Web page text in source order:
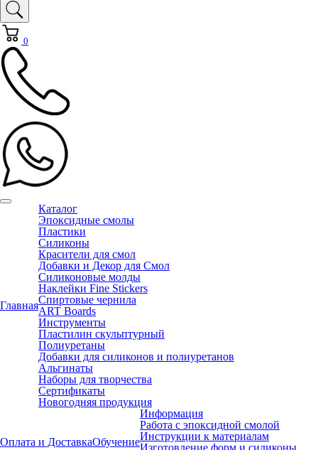
0
Главная
Каталог
Эпоксидные смолы
Пластики
Силиконы
Красители для смол
Добавки и Декор для Смол
Силиконовые молды
Наклейки Fine Stickers
Спиртовые чернила
ART Boards
Инструменты
Пластилин скульптурный
Полиуретаны
Добавки для силиконов и полиуретанов
Альгинаты
Наборы для творчества
Сертификаты
Новогодняя продукция
Оплата и ДоставкаОбучение
Информация
Работа с эпоксидной смолой
Инструкции к материалам
Изготовление форм и силиконы